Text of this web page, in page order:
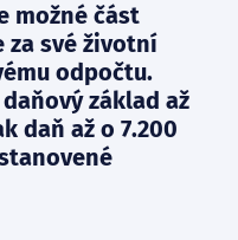
možné část
své životní
odpočtu.
základ až
daň až o 7.200